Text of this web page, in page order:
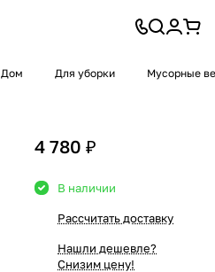
Дом Для уборки Мусорные
4 780 ₽
В наличии
Рассчитать доставку
Нашли дешевле?
Снизим цену!